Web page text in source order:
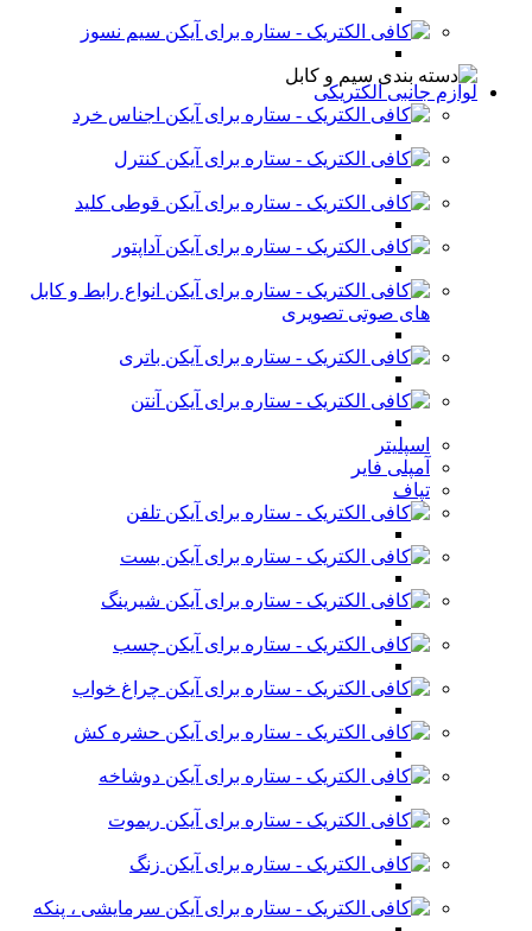
سیم نسوز
لوازم جانبی الکتریکی
اجناس خرد
کنترل
قوطی کلید
آداپتور
انواع رابط و کابل
های صوتی تصویری
باتری
آنتن
اسپلیتر
آمپلی فایر
تپاف
تلفن
بست
شیرینگ
چسب
چراغ خواب
حشره کش
دوشاخه
ریموت
زنگ
سرمایشی ، پنکه